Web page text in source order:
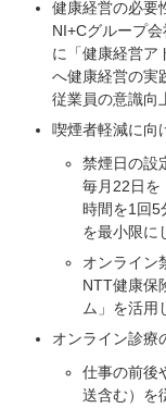
健康経営の必要
NI+Cグループ
に「健康経営ア
へ健康経営の実
従業員の意識向
喫煙者軽減に向
禁煙日の設
毎月22日を
時間を1回5
を最小限に
オンライン
NTT健康保
ム」を活用
オンライン診療
仕事の前後
送含む）を